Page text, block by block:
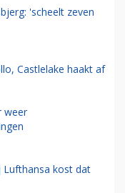
'scheelt zeven
Castlelake haakt af
weer
Lufthansa kost dat